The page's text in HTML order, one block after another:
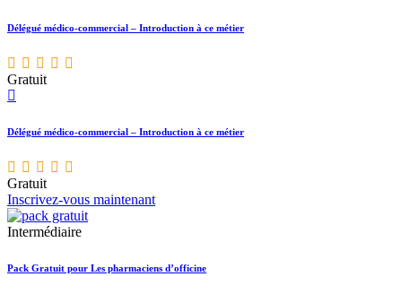
Délégué médico-commercial – Introduction à ce métier
Gratuit
Délégué médico-commercial – Introduction à ce métier
Gratuit
Inscrivez-vous maintenant
Intermédiaire
Pack Gratuit pour Les pharmaciens d’officine